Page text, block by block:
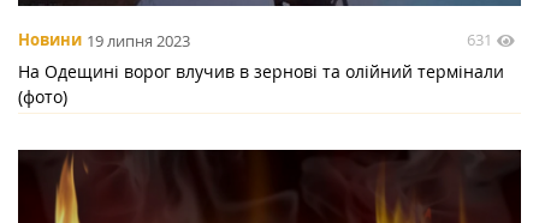
Новини 19 липня 2023 631
На Одещині ворог влучив в зернові та олійний термінали
(фото)